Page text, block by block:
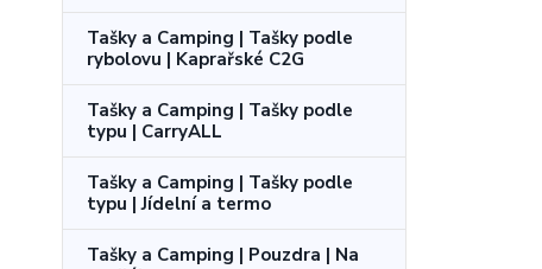
Tašky a Camping | Tašky podle
rybolovu | Kaprařské C2G
Tašky a Camping | Tašky podle
typu | CarryALL
Tašky a Camping | Tašky podle
typu | Jídelní a termo
Tašky a Camping | Pouzdra | Na